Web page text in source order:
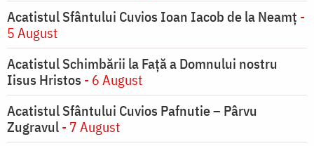
Acatistul Sfântului Cuvios Ioan Iacob de la Neamț -
5 August
Acatistul Schimbării la Faţă a Domnului nostru
Iisus Hristos - 6 August
Acatistul Sfântului Cuvios Pafnutie – Pârvu
Zugravul- 7 August